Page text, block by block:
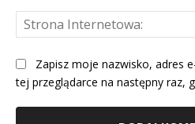
Zapisz moje nazwisko, adres
tej przeglądarce na następny raz,